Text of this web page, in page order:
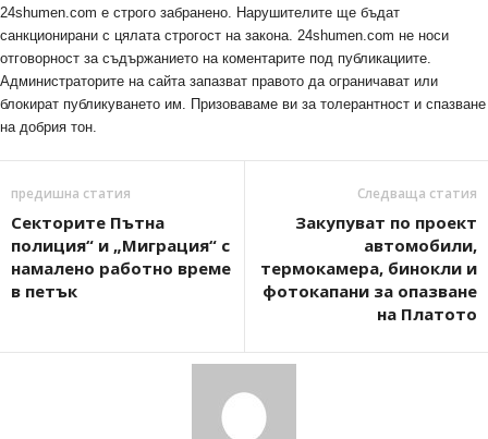
24shumen.com е строго забранено. Нарушителите ще бъдат
санкционирани с цялата строгост на закона. 24shumen.com не носи
отговорност за съдържанието на коментарите под публикациите.
Администраторите на сайта запазват правото да ограничават или
блокират публикуването им. Призоваваме ви за толерантност и спазване
на добрия тон.
предишна статия
Секторите Пътна
полиция“ и „Миграция“ с
намалено работно време
в петък
Следваща статия
Закупуват по проект
автомобили,
термокамера, бинокли и
фотокапани за опазване
на Платото